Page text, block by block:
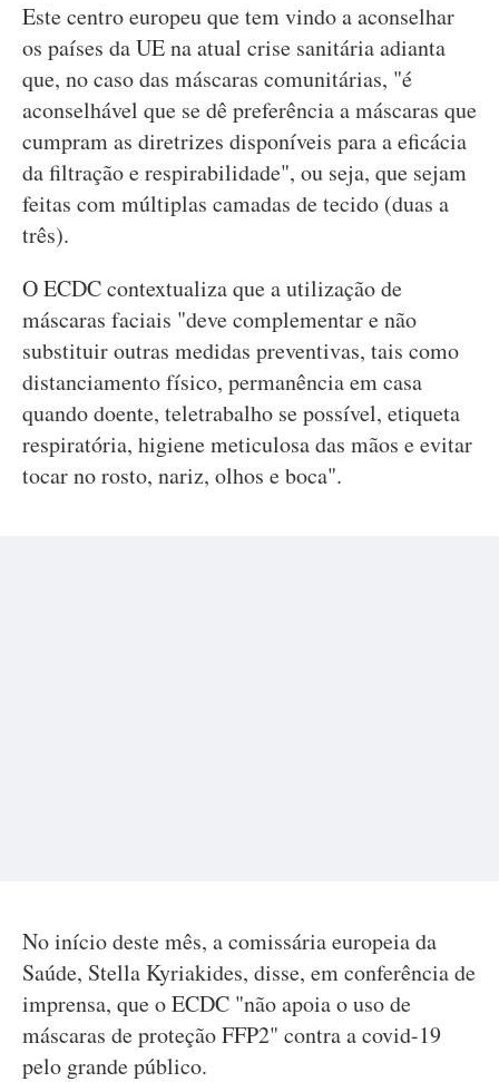
Este centro europeu que tem vindo a aconselhar
os países da UE na atual crise sanitária adianta
que, no caso das máscaras comunitárias, "é
aconselhável que se dê preferência a máscaras que
cumpram as diretrizes disponíveis para a eficácia
da filtração e respirabilidade", ou seja, que sejam
feitas com múltiplas camadas de tecido (duas a
três).
O ECDC contextualiza que a utilização de
máscaras faciais "deve complementar e não
substituir outras medidas preventivas, tais como
distanciamento físico, permanência em casa
quando doente, teletrabalho se possível, etiqueta
respiratória, higiene meticulosa das mãos e evitar
tocar no rosto, nariz, olhos e boca".
No início deste mês, a comissária europeia da
Saúde, Stella Kyriakides, disse, em conferência de
imprensa, que o ECDC "não apoia o uso de
máscaras de proteção FFP2" contra a covid-19
pelo grande público.